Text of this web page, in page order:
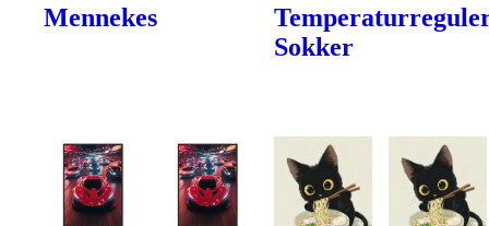
Mennekes
Sokker